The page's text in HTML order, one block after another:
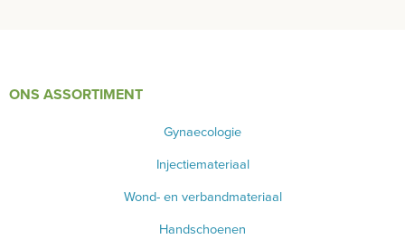
ONS ASSORTIMENT
Gynaecologie
Injectiemateriaal
Wond- en verbandmateriaal
Handschoenen